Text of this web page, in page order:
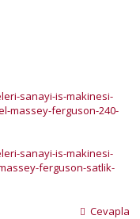
sanayi-is-makinesi-
massey-ferguson-240-
sanayi-is-makinesi-
ferguson-satlik-
Cevapla